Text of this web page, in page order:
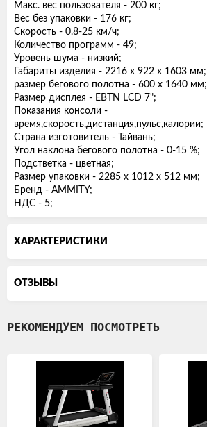
Макс. вес пользователя - 200 кг;
Вес без упаковки - 176 кг;
Скорость - 0.8-25 км/ч;
Количество программ - 49;
Уровень шума - низкий;
Габариты изделия - 2216 х 922 х 1603 мм;
размер бегового полотна - 600 х 1640 мм;
Размер дисплея - EBTN LCD 7";
Показания консоли -
время,скорость,дистанция,пульс,калории;
Страна изготовитель - Тайвань;
Угол наклона бегового полотна - 0-15 %;
Подстветка - цветная;
Размер упаковки - 2285 х 1012 х 512 мм;
Бренд - AMMITY;
НДС - 5;
ХАРАКТЕРИСТИКИ
ОТЗЫВЫ
РЕКОМЕНДУЕМ ПОСМОТРЕТЬ